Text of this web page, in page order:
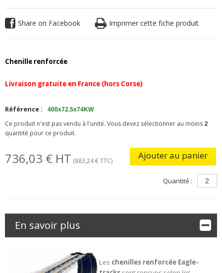
Share on Facebook Imprimer cette fiche produit
Chenille renforcée
Livraison gratuite en France (hors Corse)
Référence : 400x72.5x74KW
Ce produit n'est pas vendu à l'unité. Vous devez sélectionner au moins 2
quantité pour ce produit.
736,03 € HT (883,24 € TTC) Ajouter au panier
Quantité :
En savoir plus
Les chenilles renforcée Eagle-